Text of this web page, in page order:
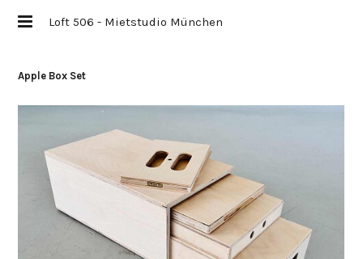
Loft 506 - Mietstudio München
Apple Box Set